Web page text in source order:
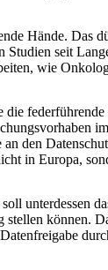
Hände. Das
Studien seit
wie
die
den
in Europa,
unterdessen
stellen können.